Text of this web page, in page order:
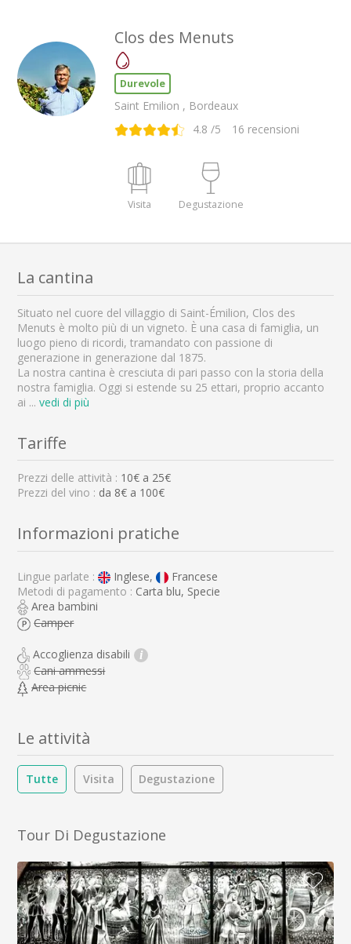
Clos des Menuts
Durevole
Saint Emilion , Bordeaux
4.8 /5 16 recensioni
Visita Degustazione
La cantina
Situato nel cuore del villaggio di Saint-Émilion, Clos des
Menuts è molto più di un vigneto. È una casa di famiglia, un
luogo pieno di ricordi, tramandato con passione di
generazione in generazione dal 1875.
La nostra cantina è cresciuta di pari passo con la storia della
nostra famiglia. Oggi si estende su 25 ettari, proprio accanto
ai ... vedi di più
Tariffe
Prezzi delle attività : 10€ a 25€
Prezzi del vino : da 8€ a 100€
Informazioni pratiche
Lingue parlate : Inglese,
Francese
Metodi di pagamento : Carta blu, Specie
Area bambini
Camper
Accoglienza disabili i
Cani ammessi
Area picnic
Le attività
Tutte Visita Degustazione
Tour Di Degustazione